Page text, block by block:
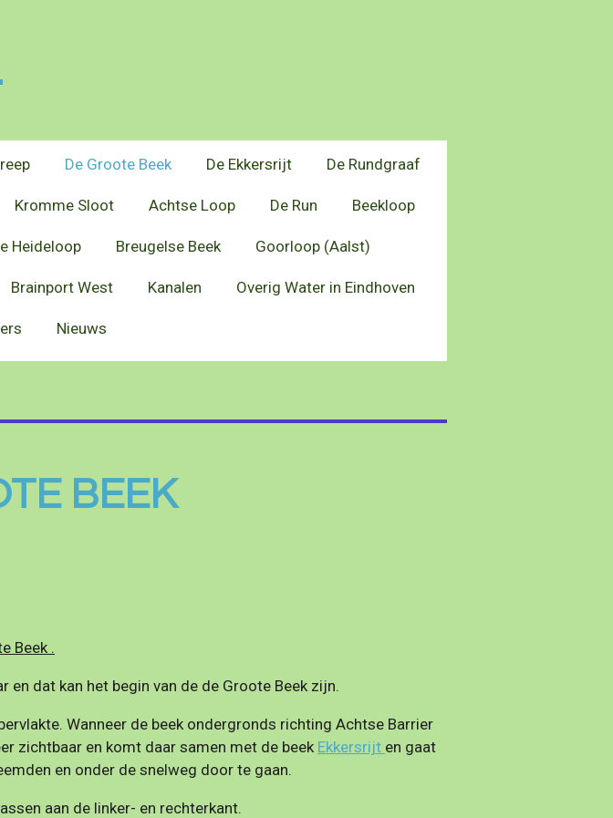
De Groote Beek De Ekkersrijt De Rundgraaf
Kromme Sloot Achtse Loop De Run Beekloop
Heideloop Breugelse Beek Goorloop (Aalst)
Brainport West Kanalen Overig Water in Eindhoven
Nieuws
BEEK
Beek .
dat kan het begin van de de Groote Beek zijn.
Wanneer de beek ondergronds richting Achtse Barrier
zichtbaar en komt daar samen met de beek Ekkersrijt en gaat
en onder de snelweg door te gaan.
aan de linker- en rechterkant.